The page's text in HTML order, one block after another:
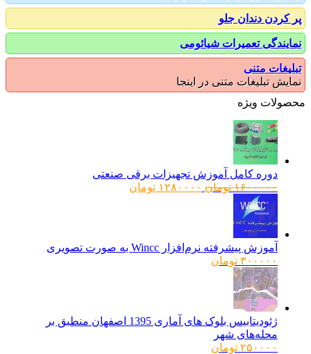
دندان جلو
تعمیرات شیائومی
متنی
تبلیغات متنی در اینجا
ویژه
دوره کامل آموزش تجهیزات برقی صنعتی
۱۶۰۰۰۰۰ تومانقیمت
۱۲۸۰۰۰۰ تومانقیمت
آموزش پیشرفته نرم‌افزار Wincc به صورت تصویری
۳۰۰۰۰۰ تومان
ژئودیتابیس بلوک های آماری 1395 اصفهان منطبق بر
محله‌های شهر
۲۵۰۰۰۰ تومان